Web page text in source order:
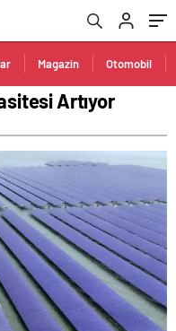
Magazin Otomobil
Artıyor